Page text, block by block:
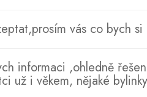
vás co bych
informaci ,ohledně
už i věkem, nějaké